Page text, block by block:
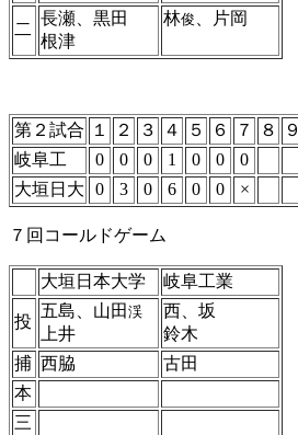
二
長瀬、黒田
根津
林俊 、片岡
第２試合 １ ２ ３ ４ ５ ６ ７ ８ ９
岐阜工
0 0 0 1 0 0 0
大垣日大
0 3 0 6 0 0 ×
７回コールドゲーム
大垣日本大学 岐阜工業
投
五島、山田 渓
上井
西、坂
鈴木
捕 西脇
古田
本
三